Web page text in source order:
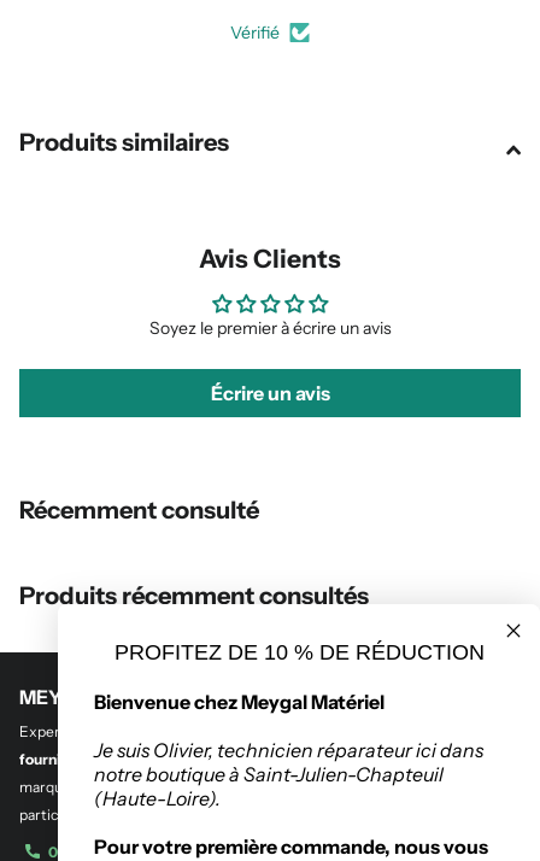
Vérifié
Produits similaires
Avis Clients
Soyez le premier à écrire un avis
Écrire un avis
Récemment consulté
Produits récemment consultés
MEYGAL MATERIEL
Experts en
fourniture industrielle.Découvrez notre sélection des plus grandes
marques de l’outillage destinés aux entreprises, administrations et
particuliers.
04 71 08 42 11
PROFITEZ DE 10 % DE RÉDUCTION
Bienvenue chez Meygal Matériel
Je suis Olivier, technicien réparateur ici dans
notre boutique à Saint-Julien-Chapteuil
(Haute-Loire).
Pour votre première commande, nous vous